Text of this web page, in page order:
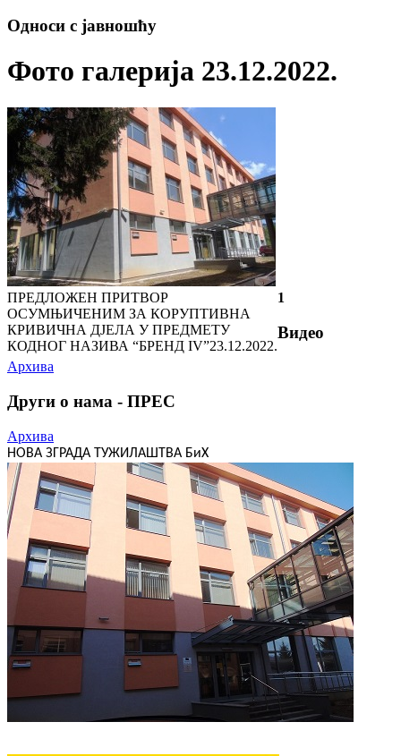
Односи с јавношћу
Фото галерија 23.12.2022.
ПРЕДЛОЖЕН ПРИТВОР
ОСУМЊИЧЕНИМ ЗА КОРУПТИВНА
КРИВИЧНА ДЈЕЛА У ПРЕДМЕТУ
КОДНОГ НАЗИВА “БРЕНД IV”23.12.2022.
1
Видео
Архива
Други о нама - ПРЕС
Архива
НОВА ЗГРАДА ТУЖИЛАШТВА БиХ